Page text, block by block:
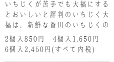
ります。ご了承ください。
いちじくが苦手でも大福にする
とおいしいと評判のいちじく大
福は、新鮮な香川のいちじくの
香りを丸ごと包んだ至福の味わ
いです。
2個入850円 4個入1,650円
6個入2,450円(すべて内税)